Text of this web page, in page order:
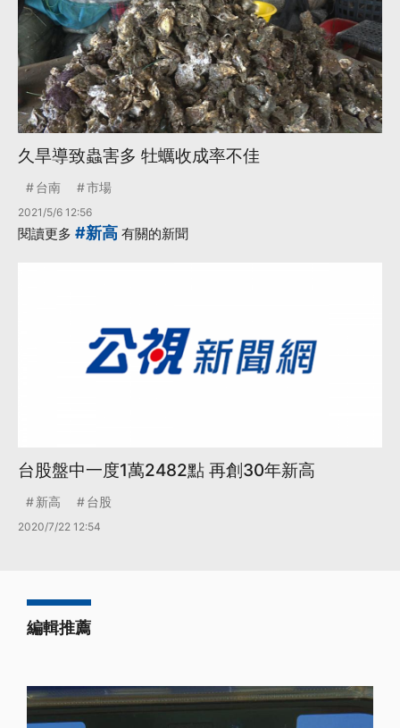
久旱導致蟲害多 牡蠣收成率不佳
台南 市場
2021/5/6 12:56
閱讀更多 #新高 有關的新聞
台股盤中一度1萬2482點 再創30年新高
新高 台股
2020/7/22 12:54
編輯推薦